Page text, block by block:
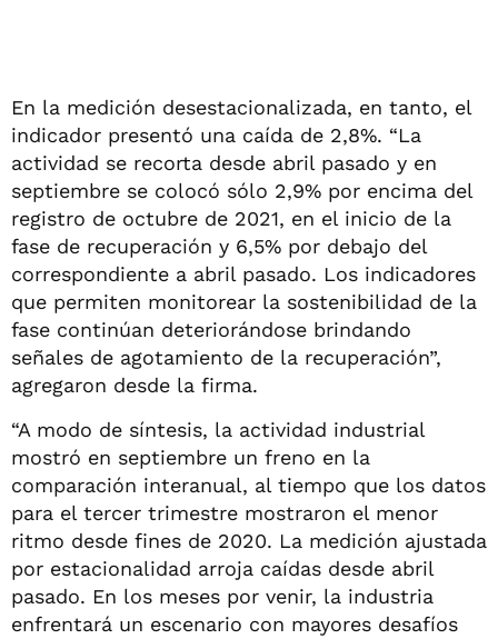
En la medición desestacionalizada, en tanto, el
indicador presentó una caída de 2,8%. “La
actividad se recorta desde abril pasado y en
septiembre se colocó sólo 2,9% por encima del
registro de octubre de 2021, en el inicio de la
fase de recuperación y 6,5% por debajo del
correspondiente a abril pasado. Los indicadores
que permiten monitorear la sostenibilidad de la
fase continúan deteriorándose brindando
señales de agotamiento de la recuperación”,
agregaron desde la firma.
“A modo de síntesis, la actividad industrial
mostró en septiembre un freno en la
comparación interanual, al tiempo que los datos
para el tercer trimestre mostraron el menor
ritmo desde fines de 2020. La medición ajustada
por estacionalidad arroja caídas desde abril
pasado. En los meses por venir, la industria
enfrentará un escenario con mayores desafíos